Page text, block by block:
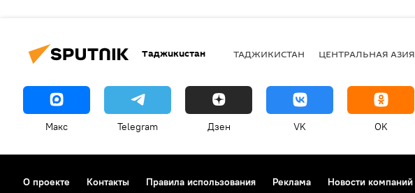
Таджикистан ТАДЖИКИСТАН ЦЕНТРАЛЬНАЯ АЗИЯ
Макс Telegram Дзен VK OK
О проекте Контакты Правила использования Реклама Новости компаний